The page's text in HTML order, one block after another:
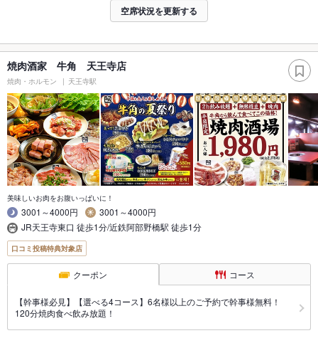
空席状況を更新する
焼肉酒家 牛角 天王寺店
焼肉・ホルモン 天王寺駅
美味しいお肉をお腹いっぱいに！
3001～4000円
3001～4000円
JR天王寺東口 徒歩1分/近鉄阿部野橋駅 徒歩1分
口コミ投稿特典対象店
クーポン コース
【幹事様必見】【選べる4コース】6名様以上のご予約で幹事様無料！
120分焼肉食べ飲み放題！